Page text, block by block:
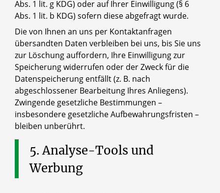
Abs. 1 lit. g KDG) oder auf Ihrer Einwilligung (§ 6
Abs. 1 lit. b KDG) sofern diese abgefragt wurde.
Die von Ihnen an uns per Kontaktanfragen
übersandten Daten verbleiben bei uns, bis Sie uns
zur Löschung auffordern, Ihre Einwilligung zur
Speicherung widerrufen oder der Zweck für die
Datenspeicherung entfällt (z. B. nach
abgeschlossener Bearbeitung Ihres Anliegens).
Zwingende gesetzliche Bestimmungen –
insbesondere gesetzliche Aufbewahrungsfristen –
bleiben unberührt.
5. Analyse-Tools und
Werbung